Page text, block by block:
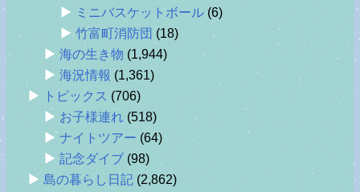
ミニバスケットボール (6)
竹富町消防団 (18)
海の生き物 (1,944)
海況情報 (1,361)
トピックス (706)
お子様連れ (518)
ナイトツアー (64)
記念ダイブ (98)
島の暮らし日記 (2,862)